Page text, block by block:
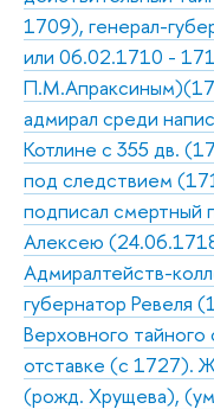
1709), генерал-
или 06.02.1710 -
адмирал среди
Котлине с 355 дв.
под следствием
подписал смертный
Алексею
Адмиралтейств-
губернатор Ревеля
Верховного
отставке (с 1727).
(рожд. Хрущева),